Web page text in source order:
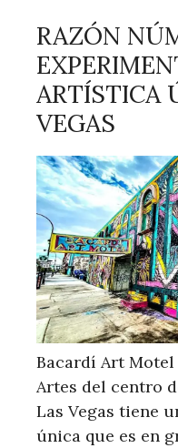
RAZÓN
ARTÍSTICA
VEGAS
Bacardí Art
Artes del centro
Las Vegas tiene
única que es en